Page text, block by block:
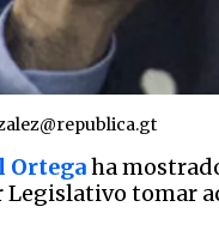
Ortegaha
Legislativo tomar